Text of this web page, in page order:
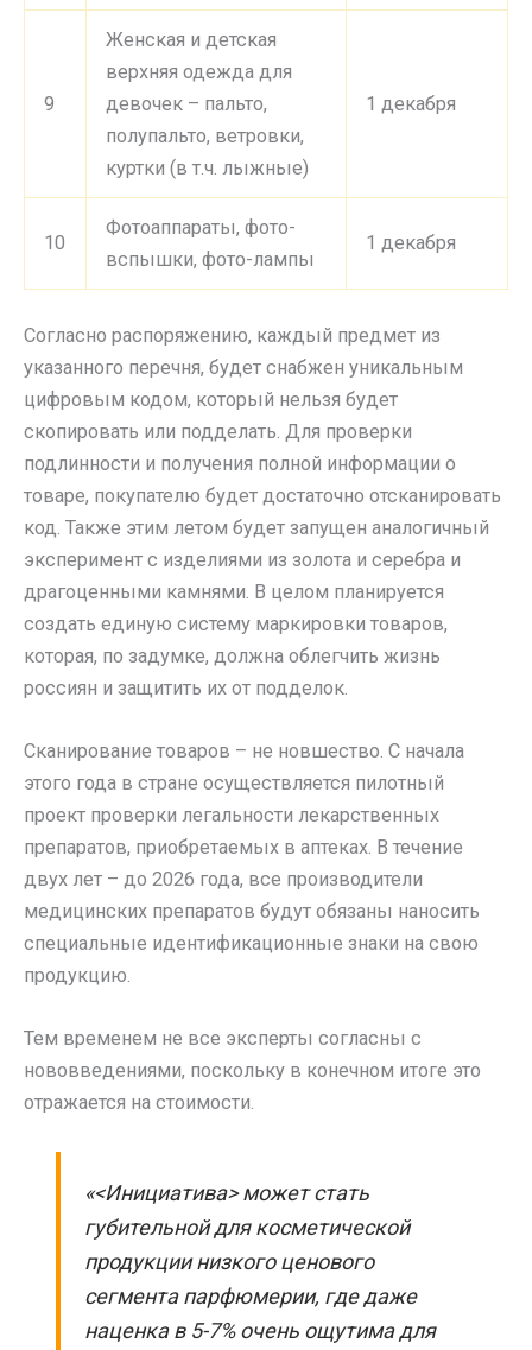
9
Женская и детская
верхняя одежда для
девочек – пальто,
полупальто, ветровки,
куртки (в т.ч. лыжные)
1 декабря
10
Фотоаппараты, фото-
вспышки, фото-лампы
1 декабря
Согласно распоряжению, каждый предмет из
указанного перечня, будет снабжен уникальным
цифровым кодом, который нельзя будет
скопировать или подделать. Для проверки
подлинности и получения полной информации о
товаре, покупателю будет достаточно отсканировать
код. Также этим летом будет запущен аналогичный
эксперимент с изделиями из золота и серебра и
драгоценными камнями. В целом планируется
создать единую систему маркировки товаров,
которая, по задумке, должна облегчить жизнь
россиян и защитить их от подделок.
Сканирование товаров – не новшество. С начала
этого года в стране осуществляется пилотный
проект проверки легальности лекарственных
препаратов, приобретаемых в аптеках. В течение
двух лет – до 2026 года, все производители
медицинских препаратов будут обязаны наносить
специальные идентификационные знаки на свою
продукцию.
Тем временем не все эксперты согласны с
нововведениями, поскольку в конечном итоге это
отражается на стоимости.
«<Инициатива> может стать
губительной для косметической
продукции низкого ценового
сегмента парфюмерии, где даже
наценка в 5-7% очень ощутима для